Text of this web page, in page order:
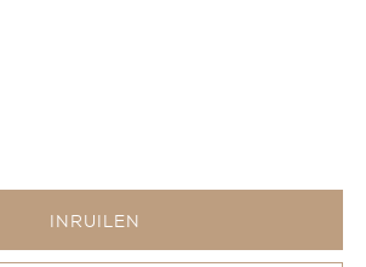
INRUILEN